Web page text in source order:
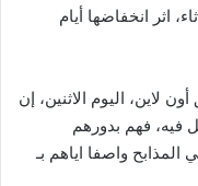
اثر انخفاضها أيام
لاين، اليوم الاثنين، إن
فيه، فهم بدورهم
واصفا اياهم بـ